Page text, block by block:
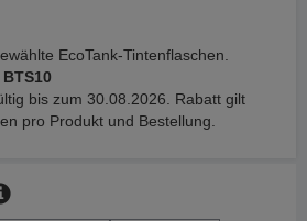
EcoTank-Tintenflaschen.
BTS10
bis zum 30.08.2026. Rabatt gilt
pro Produkt und Bestellung.